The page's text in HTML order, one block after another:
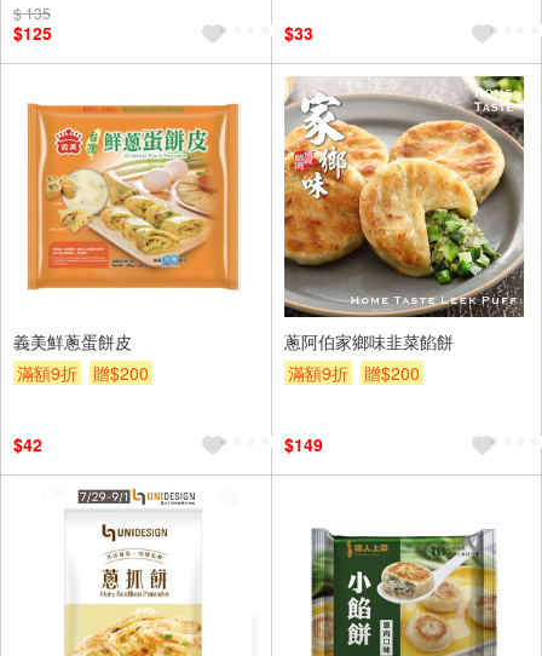
$ 135
$125 $33
義美鮮蔥蛋餅皮
滿額9折
贈$200
$42
蔥阿伯家鄉味韭菜餡餅
滿額9折
贈$200
$149